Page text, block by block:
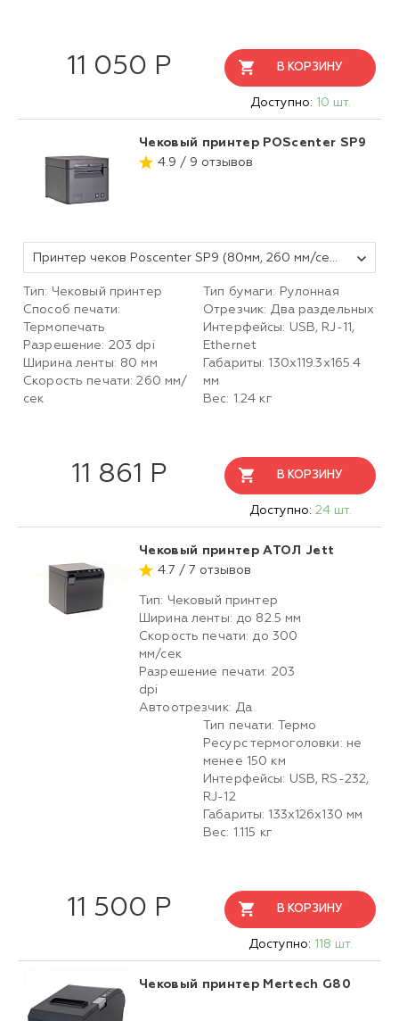
11 050 Р В КОРЗИНУ
Доступно: 10 шт.
Чековый принтер POScenter SP9
4.9 / 9 отзывов
Принтер чеков Poscenter SP9 (80мм, 260 мм/сек, автоотрез, звук. сигнал, USB+LAN+ден.ящ.) черный
Тип: Чековый принтер
Способ печати:
Термопечать
Разрешение: 203 dpi
Ширина ленты: 80 мм
Скорость печати: 260 мм/
сек
Тип бумаги: Рулонная
Отрезчик: Два раздельных
Интерфейсы: USB, RJ-11,
Ethernet
Габариты: 130х119.3х165.4
мм
Вес: 1.24 кг
11 861 Р В КОРЗИНУ
Доступно: 24 шт.
Чековый принтер АТОЛ Jett
4.7 / 7 отзывов
Тип: Чековый принтер
Ширина ленты: до 82.5 мм
Скорость печати: до 300
мм/сек
Разрешение печати: 203
dpi
Автоотрезчик: Да
Тип печати: Термо
Ресурс термоголовки: не
менее 150 км
Интерфейсы: USB, RS-232,
RJ-12
Габариты: 133х126х130 мм
Вес: 1.115 кг
11 500 Р В КОРЗИНУ
Доступно: 118 шт.
Чековый принтер Mertech G80